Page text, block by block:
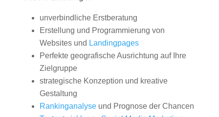
unverbindliche Erstberatung
Erstellung und Programmierung von
Websites und Landingpages
Perfekte geografische Ausrichtung auf Ihre
Zielgruppe
strategische Konzeption und kreative
Gestaltung
Rankinganalyseund Prognose der Chancen